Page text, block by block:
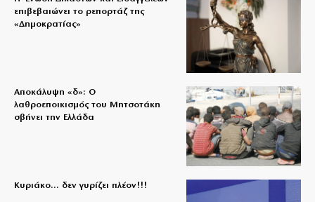
επιβεβαιώνει το ρεπορτάζ της
«Δημοκρατίας»
Αποκάλυψη «δ»: Ο
λαθροεποικισμός του Μητσοτάκη
σβήνει την Ελλάδα
Κυριάκο… δεν γυρίζει πλέον!!!